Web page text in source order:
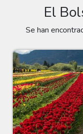
El
Se han